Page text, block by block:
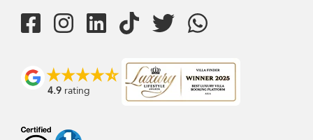
4.9 rating